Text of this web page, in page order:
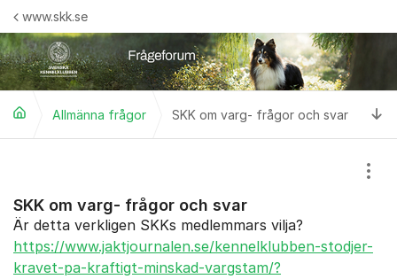
Hoppa till innehåll
www.skk.se
Allmänna frågor SKK om varg- frågor och svar
SKK om varg- frågor och svar
Är detta verkligen SKKs medlemmars vilja?
https://www.jaktjournalen.se/kennelklubben-stodjer-
kravet-pa-kraftigt-minskad-vargstam/?